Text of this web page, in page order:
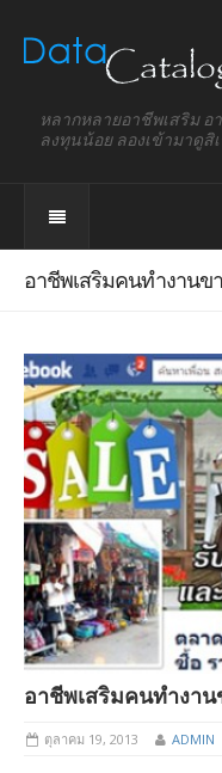
หลากหลายอาชีพเสริม
ลงทุนน้อย ลองเข้ามาดูสิ
อาชีพเสริมคนทำงานข
อาชีพเสริมคนทำงา
ตุลาคม 19, 2013 ADMIN